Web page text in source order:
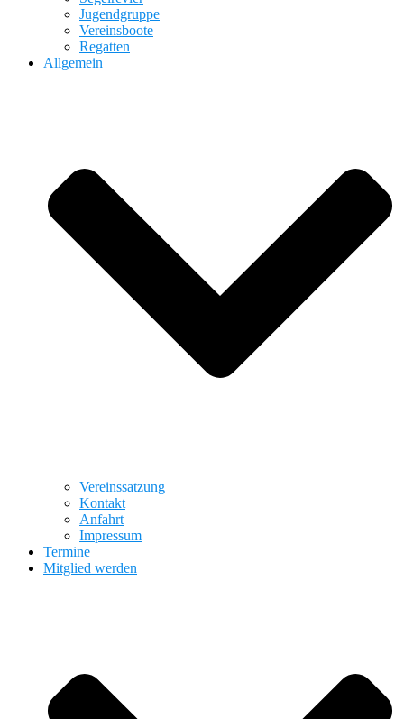
Jugendgruppe
Vereinsboote
Regatten
Allgemein
Vereinssatzung
Kontakt
Anfahrt
Impressum
Termine
Mitglied werden